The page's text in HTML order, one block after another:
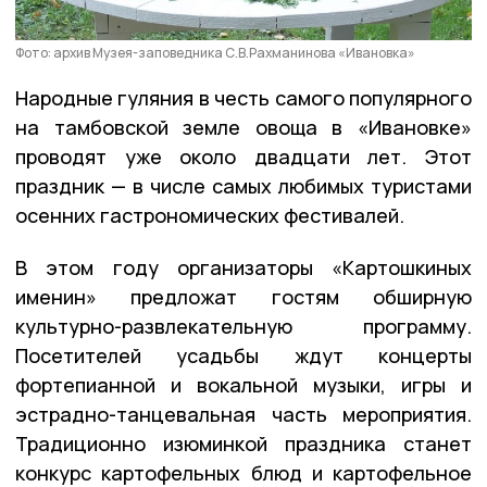
Фото: архив Музея-заповедника С.В.Рахманинова «Ивановка»
Народные гуляния в честь самого популярного
на тамбовской земле овоща в «Ивановке»
проводят уже около двадцати лет. Этот
праздник — в числе самых любимых туристами
осенних гастрономических фестивалей.
В этом году организаторы «Картошкиных
именин» предложат гостям обширную
культурно-развлекательную программу.
Посетителей усадьбы ждут концерты
фортепианной и вокальной музыки, игры и
эстрадно-танцевальная часть мероприятия.
Традиционно изюминкой праздника станет
конкурс картофельных блюд и картофельное